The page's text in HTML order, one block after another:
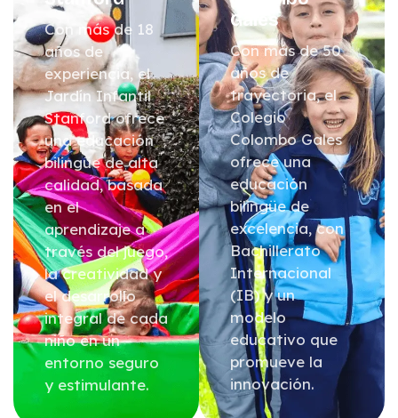
Con más de 18
años de
experiencia, el
Jardín Infantil
Stanford ofrece
una educación
bilingüe de alta
calidad, basada
en el
aprendizaje a
través del juego,
la creatividad y
el desarrollo
integral de cada
niño en un
entorno seguro
y estimulante.
Gales
Con más de 50
años de
trayectoria, el
Colegio
Colombo Gales
ofrece una
educación
bilingüe de
excelencia, con
Bachillerato
Internacional
(IB) y un
modelo
educativo que
promueve la
innovación.